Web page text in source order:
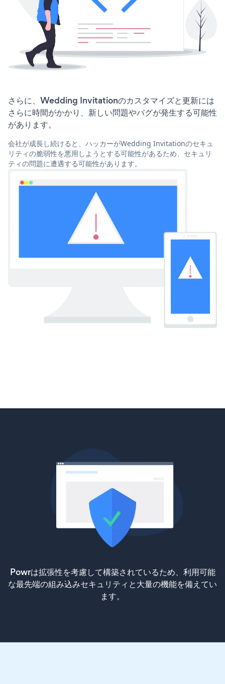
さらに、Wedding Invitationのカスタマイズと更新には
さらに時間がかかり、新しい問題やバグが発生する可能性
があります。
会社が成長し続けると、ハッカーがWedding Invitationのセキュ
リティの脆弱性を悪用しようとする可能性があるため、セキュリ
ティの問題に遭遇する可能性があります。
Powrは拡張性を考慮して構築されているため、利用可能
な最先端の組み込みセキュリティと大量の機能を備えてい
ます。